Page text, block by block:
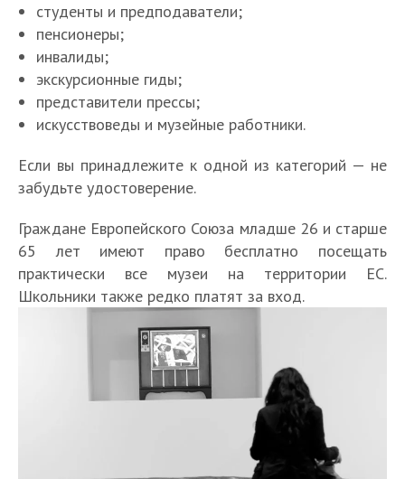
студенты и предподаватели;
пенсионеры;
инвалиды;
экскурсионные гиды;
представители прессы;
искусствоведы и музейные работники.
Если вы принадлежите к одной из категорий — не
забудьте удостоверение.
Граждане Европейского Союза младше 26 и старше
65 лет имеют право бесплатно посещать
практически все музеи на территории ЕС.
Школьники также редко платят за вход.